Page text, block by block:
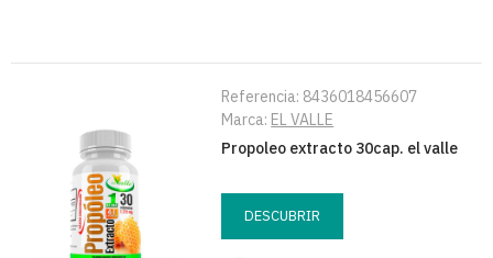
Referencia: 8436018456607
Marca: EL VALLE
Propoleo extracto 30cap. el valle
DESCUBRIR